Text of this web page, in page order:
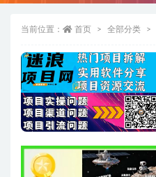
当前位置： 首页 全部分类